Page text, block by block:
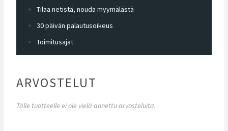
Tilaa netistä, nouda myymälästä
30 päivän palautusoikeus
Toimitusajat
ARVOSTELUT
Tälle tuotteelle ei ole vielä annettu arvosteluita.